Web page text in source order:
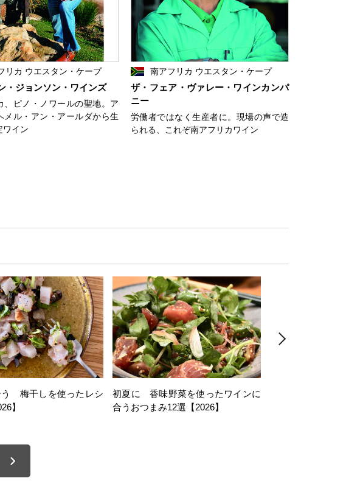
リカ ウエスタン・ケープ
・ジョンソン・ワインズ
、ピノ・ノワールの聖地。ア
メル・アン・アールダから生
ワイン
南アフリカ ウエスタン・ケープ
ザ・フェア・ヴァレー・ワインカンパ
ニー
労働者ではなく生産者に。現場の声で造
られる、これぞ南アフリカワイン
う 梅干しを使ったレシ
】
初夏に 香味野菜を使ったワインに
合うおつまみ12選【2026】